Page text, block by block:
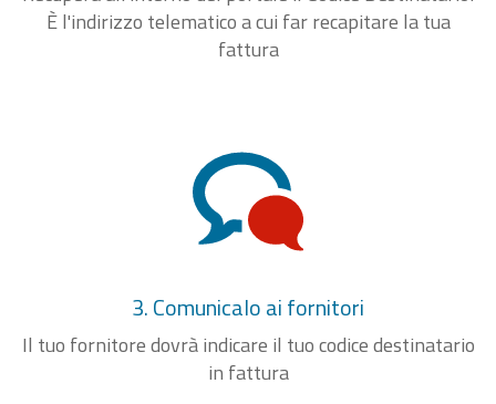
È l'indirizzo telematico a cui far recapitare la tua
fattura
3. Comunicalo ai fornitori
Il tuo fornitore dovrà indicare il tuo codice destinatario
in fattura